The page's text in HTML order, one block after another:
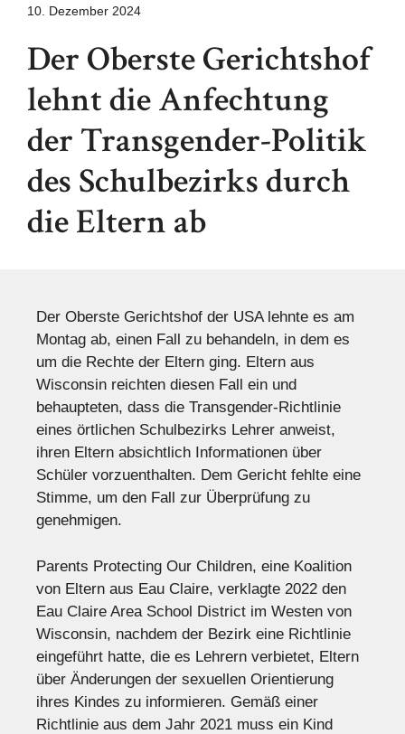
10. Dezember 2024
Der Oberste Gerichtshof
lehnt die Anfechtung
der Transgender-Politik
des Schulbezirks durch
die Eltern ab
Der Oberste Gerichtshof der USA lehnte es am
Montag ab, einen Fall zu behandeln, in dem es
um die Rechte der Eltern ging. Eltern aus
Wisconsin reichten diesen Fall ein und
behaupteten, dass die Transgender-Richtlinie
eines örtlichen Schulbezirks Lehrer anweist,
ihren Eltern absichtlich Informationen über
Schüler vorzuenthalten. Dem Gericht fehlte eine
Stimme, um den Fall zur Überprüfung zu
genehmigen.
Parents Protecting Our Children, eine Koalition
von Eltern aus Eau Claire, verklagte 2022 den
Eau Claire Area School District im Westen von
Wisconsin, nachdem der Bezirk eine Richtlinie
eingeführt hatte, die es Lehrern verbietet, Eltern
über Änderungen der sexuellen Orientierung
ihres Kindes zu informieren. Gemäß einer
Richtlinie aus dem Jahr 2021 muss ein Kind